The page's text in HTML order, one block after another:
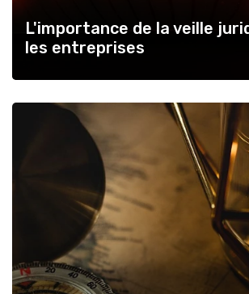
L'importance de la veille
les entreprises